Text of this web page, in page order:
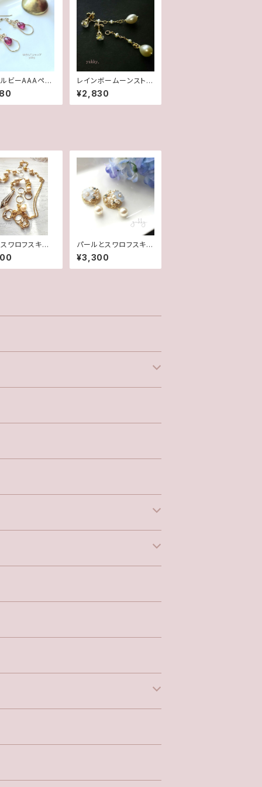
ビーAAAペア
✽淡水パール1
インピアス/イ
レインボームーンストー
ン＊淡水2wayポストピ
アス14kgf
¥2,830
ワロフスキー&
字ロングネッ
1点物】★
パールとスワロフスキー
の宝石箱シリーズ＊ポ
ストピアス･イヤリング
¥3,300